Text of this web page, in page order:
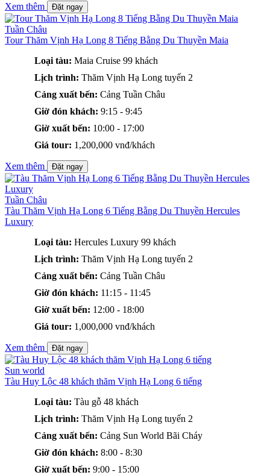
Xem thêm Đặt ngay
Tuần Châu
Tour Thăm Vịnh Hạ Long 8 Tiếng Bằng Du Thuyền Maia
Loại tàu: Maia Cruise 99 khách
Lịch trình: Thăm Vịnh Hạ Long tuyến 2
Cảng xuất bến: Cảng Tuần Châu
Giờ đón khách: 9:15 - 9:45
Giờ xuất bến: 10:00 - 17:00
Giá tour: 1,200,000 vnđ/khách
Xem thêm Đặt ngay
Tuần Châu
Tàu Thăm Vịnh Hạ Long 6 Tiếng Bằng Du Thuyền Hercules
Luxury
Loại tàu: Hercules Luxury 99 khách
Lịch trình: Thăm Vịnh Hạ Long tuyến 2
Cảng xuất bến: Cảng Tuần Châu
Giờ đón khách: 11:15 - 11:45
Giờ xuất bến: 12:00 - 18:00
Giá tour: 1,000,000 vnđ/khách
Xem thêm Đặt ngay
Sun world
Tàu Huy Lộc 48 khách thăm Vịnh Hạ Long 6 tiếng
Loại tàu: Tàu gỗ 48 khách
Lịch trình: Thăm Vịnh Hạ Long tuyến 2
Cảng xuất bến: Cảng Sun World Bãi Cháy
Giờ đón khách: 8:00 - 8:30
Giờ xuất bến: 9:00 - 15:00